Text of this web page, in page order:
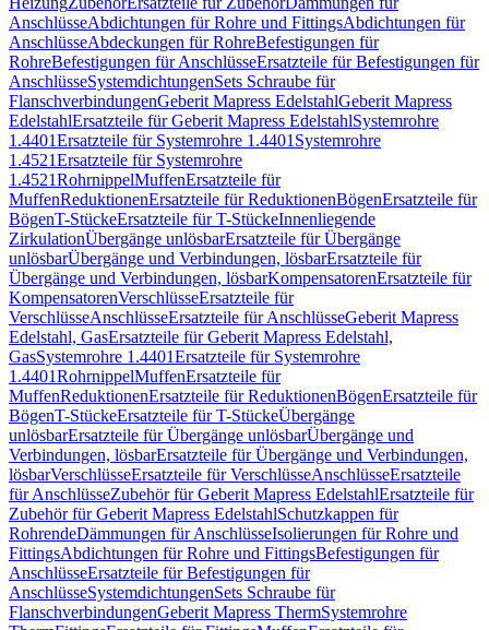
AnschlüsseAbdichtungen für Rohre und FittingsAbdichtungen für
AnschlüsseAbdeckungen für RohreBefestigungen für
RohreBefestigungen für AnschlüsseErsatzteile für Befestigungen für
AnschlüsseSystemdichtungenSets Schraube für
FlanschverbindungenGeberit Mapress EdelstahlGeberit Mapress
EdelstahlErsatzteile für Geberit Mapress EdelstahlSystemrohre
1.4401Ersatzteile für Systemrohre 1.4401 Systemrohre
1.4521Ersatzteile für Systemrohre
1.4521RohrnippelMuffenErsatzteile für
MuffenReduktionenErsatzteile für ReduktionenBögenErsatzteile für
BögenT-StückeErsatzteile für T-StückeInnenliegende
ZirkulationÜbergänge unlösbarErsatzteile für Übergänge
unlösbarÜbergänge und Verbindungen, lösbarErsatzteile für
Übergänge und Verbindungen, lösbarKompensatorenErsatzteile für
KompensatorenVerschlüsseErsatzteile für
VerschlüsseAnschlüsseErsatzteile für AnschlüsseGeberit Mapress
Edelstahl, GasErsatzteile für Geberit Mapress Edelstahl,
GasSystemrohre 1.4401Ersatzteile für Systemrohre
1.4401RohrnippelMuffenErsatzteile für
MuffenReduktionenErsatzteile für ReduktionenBögenErsatzteile für
BögenT-StückeErsatzteile für T-StückeÜbergänge
unlösbarErsatzteile für Übergänge unlösbarÜbergänge und
Verbindungen, lösbarErsatzteile für Übergänge und Verbindungen,
lösbarVerschlüsseErsatzteile für VerschlüsseAnschlüsseErsatzteile
für AnschlüsseZubehör für Geberit Mapress EdelstahlErsatzteile für
Zubehör für Geberit Mapress EdelstahlSchutzkappen für
RohrendeDämmungen für AnschlüsseIsolierungen für Rohre und
FittingsAbdichtungen für Rohre und FittingsBefestigungen für
AnschlüsseErsatzteile für Befestigungen für
AnschlüsseSystemdichtungenSets Schraube für
FlanschverbindungenGeberit Mapress ThermSystemrohre